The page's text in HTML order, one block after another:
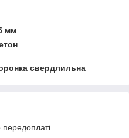
мм
свердлильна
передоплаті.